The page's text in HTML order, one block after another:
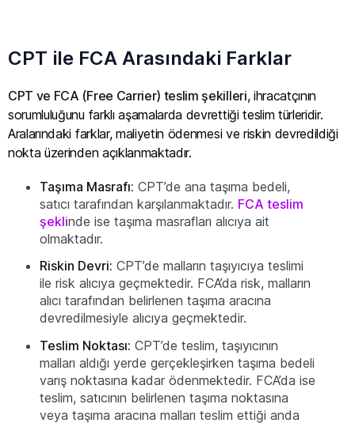
CPT ile FCA Arasındaki Farklar
CPT ve FCA (Free Carrier) teslim şekilleri, ihracatçının
sorumluluğunu farklı aşamalarda devrettiği teslim türleridir.
Aralarındaki farklar, maliyetin ödenmesi ve riskin devredildiği
nokta üzerinden açıklanmaktadır.
Taşıma Masrafı: CPT’de ana taşıma bedeli,
satıcı tarafından karşılanmaktadır. FCA teslim
şeklinde ise taşıma masrafları alıcıya ait
olmaktadır.
Riskin Devri: CPT’de malların taşıyıcıya teslimi
ile risk alıcıya geçmektedir. FCA’da risk, malların
alıcı tarafından belirlenen taşıma aracına
devredilmesiyle alıcıya geçmektedir.
Teslim Noktası: CPT’de teslim, taşıyıcının
malları aldığı yerde gerçekleşirken taşıma bedeli
varış noktasına kadar ödenmektedir. FCA’da ise
teslim, satıcının belirlenen taşıma noktasına
veya taşıma aracına malları teslim ettiği anda